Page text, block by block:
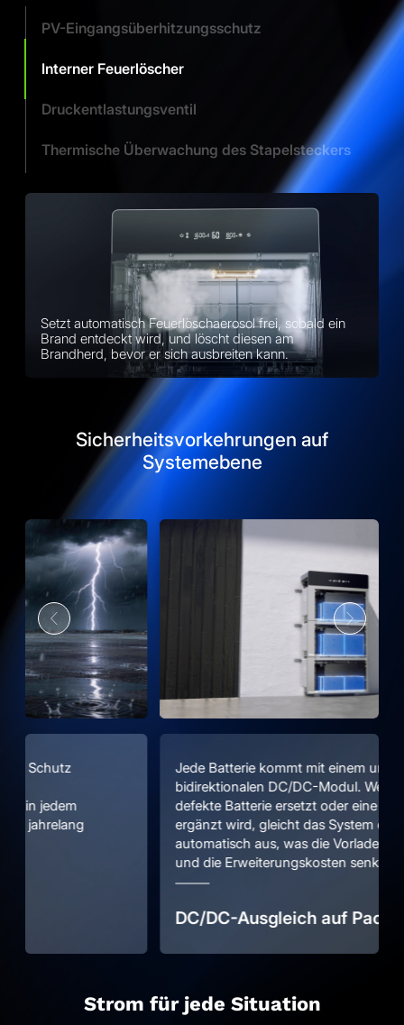
PV-Eingangsüberhitzungsschutz
Interner Feuerlöscher
Druckentlastungsventil
Thermische Überwachung des Stapelsteckers
Setzt automatisch Feuerlöschaerosol frei, sobald ein
Brand entdeckt wird, und löscht diesen am
Brandherd, bevor er sich ausbreiten kann.
Sicherheitsvorkehrungen auf
Systemebene
Jede Batterie kommt mit einem unabhängigen
bidirektionalen DC/DC-Modul. Wenn eine
defekte Batterie ersetzt oder eine neue Batterie
ergänzt wird, gleicht das System den SOC
automatisch aus, was die Vorladezeit verkürzt
und die Erweiterungskosten senkt.
DC/DC-Ausgleich auf Packebene
Strom für jede Situation